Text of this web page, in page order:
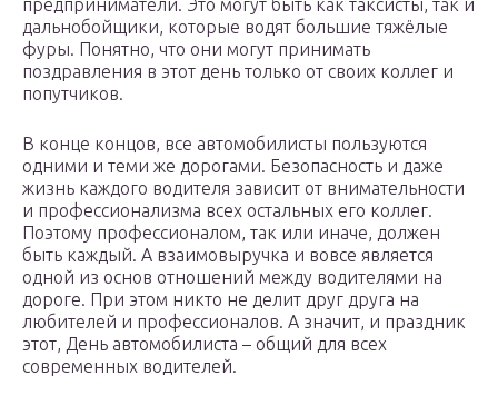
предприниматели. Это могут быть как таксисты, так и
дальнобойщики, которые водят большие тяжёлые
фуры. Понятно, что они могут принимать
поздравления в этот день только от своих коллег и
попутчиков.
В конце концов, все автомобилисты пользуются
одними и теми же дорогами. Безопасность и даже
жизнь каждого водителя зависит от внимательности
и профессионализма всех остальных его коллег.
Поэтому профессионалом, так или иначе, должен
быть каждый. А взаимовыручка и вовсе является
одной из основ отношений между водителями на
дороге. При этом никто не делит друг друга на
любителей и профессионалов. А значит, и праздник
этот, День автомобилиста – общий для всех
современных водителей.